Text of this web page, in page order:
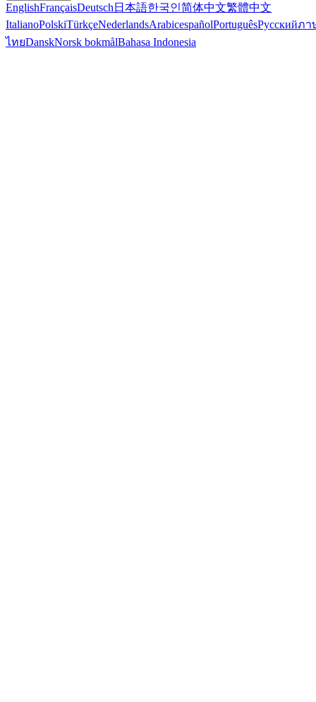
EnglishFrançaisDeutsch 日本語한국인简体中文繁體中文
ItalianoPolskiTürkçeNederlandsArabicespañolPortuguêsРусскийภา
ไทยDanskNorsk bokmålBahasa Indonesia